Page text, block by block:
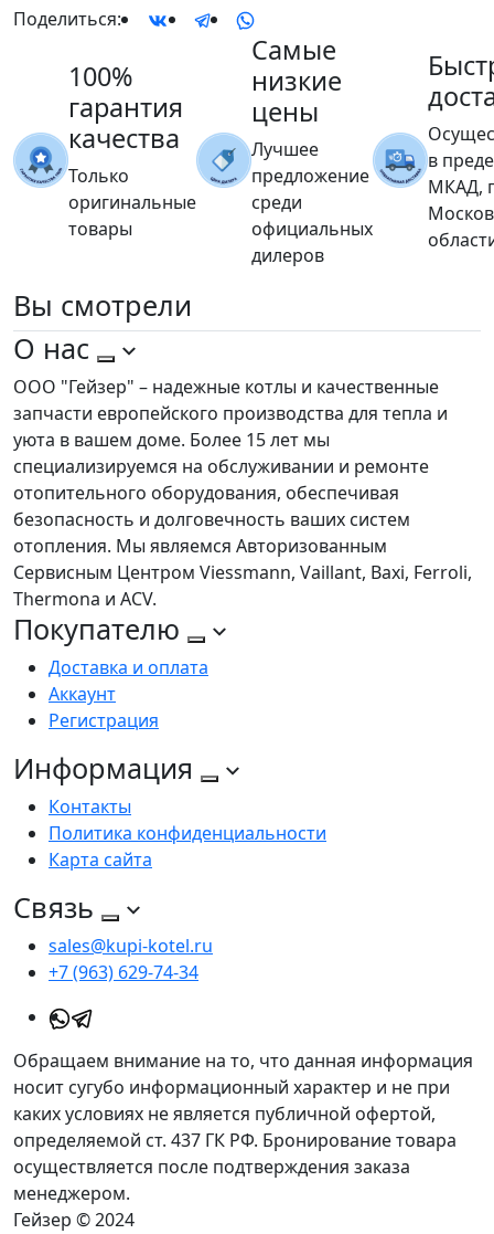
Поделиться:
100%
гарантия
качества
Только
оригинальные
товары
Самые
низкие
цены
Лучшее
предложение
среди
официальных
дилеров
в
МКАД,
Вы смотрели
О нас
ООО "Гейзер" – надежные котлы и качественные
запчасти европейского производства для тепла и
уюта в вашем доме. Более 15 лет мы
специализируемся на обслуживании и ремонте
отопительного оборудования, обеспечивая
безопасность и долговечность ваших систем
отопления. Мы являемся Авторизованным
Сервисным Центром Viessmann, Vaillant, Baxi, Ferroli,
Thermona и ACV.
Покупателю
Доставка и оплата
Аккаунт
Регистрация
Информация
Контакты
Политика конфиденциальности
Карта сайта
Связь
sales@kupi-kotel.ru
+7 (963) 629-74-34
Обращаем внимание на то, что данная информация
носит сугубо информационный характер и не при
каких условиях не является публичной офертой,
определяемой ст. 437 ГК РФ. Бронирование товара
осуществляется после подтверждения заказа
менеджером.
Гейзер © 2024